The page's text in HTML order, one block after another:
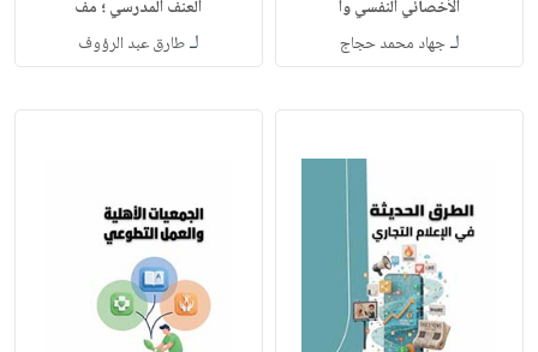
الأخصائي النفسي وا
لـجهاد محمد حجاج
العنف المدرسي ؛ مف
لـطارق عبد الرؤوف